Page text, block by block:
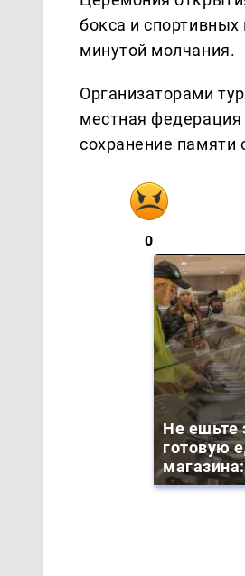
бокса и
минутой молчания.
Организаторами
местная
сохранение
0
Не ешьте
готовую